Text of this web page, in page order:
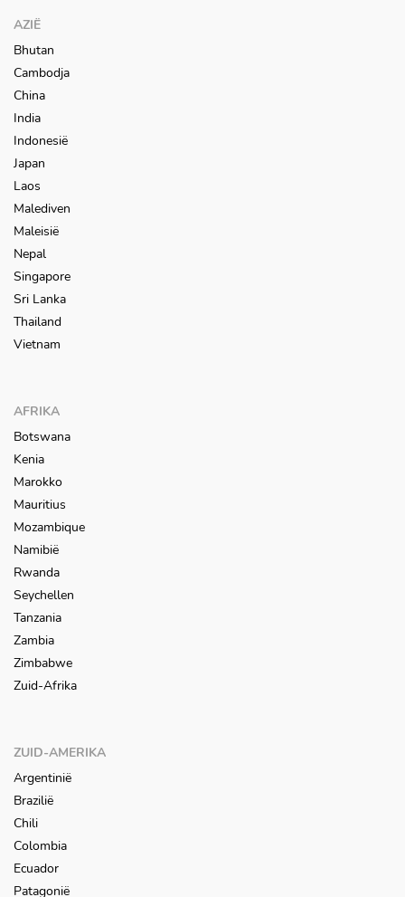
AZIË
Bhutan
Cambodja
China
India
Indonesië
Japan
Laos
Malediven
Maleisië
Nepal
Singapore
Sri Lanka
Thailand
Vietnam
AFRIKA
Botswana
Kenia
Marokko
Mauritius
Mozambique
Namibië
Rwanda
Seychellen
Tanzania
Zambia
Zimbabwe
Zuid-Afrika
ZUID-AMERIKA
Argentinië
Brazilië
Chili
Colombia
Ecuador
Patagonië